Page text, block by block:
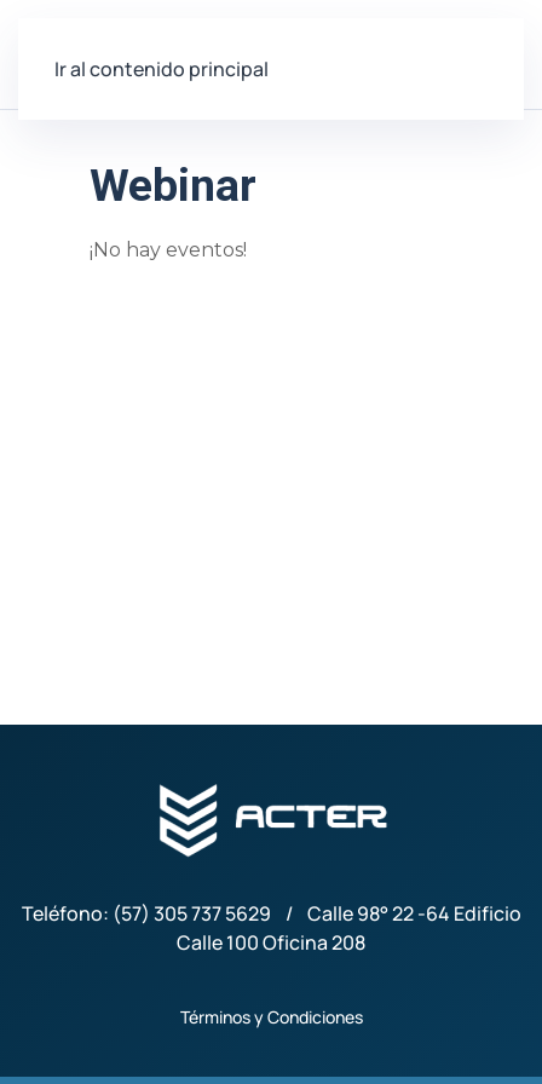
Ir al contenido principal
Webinar
¡No hay eventos!
Teléfono: (57) 305 737 5629 / Calle 98° 22 -64 Edificio
Calle 100 Oficina 208
Términos y Condiciones